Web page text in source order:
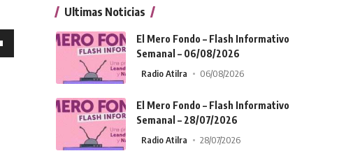
Ultimas Noticias
El Mero Fondo – Flash Informativo
Semanal – 06/08/2026
Radio Atilra 06/08/2026
El Mero Fondo – Flash Informativo
Semanal – 28/07/2026
Radio Atilra 28/07/2026